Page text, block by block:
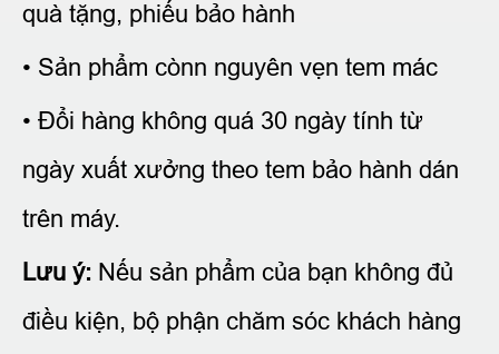
quà tặng, phiếu bảo hành
• Sản phẩm cònn nguyên vẹn tem mác
• Đổi hàng không quá 30 ngày tính từ
ngày xuất xưởng theo tem bảo hành dán
trên máy.
Lưu ý: Nếu sản phẩm của bạn không đủ
điều kiện, bộ phận chăm sóc khách hàng